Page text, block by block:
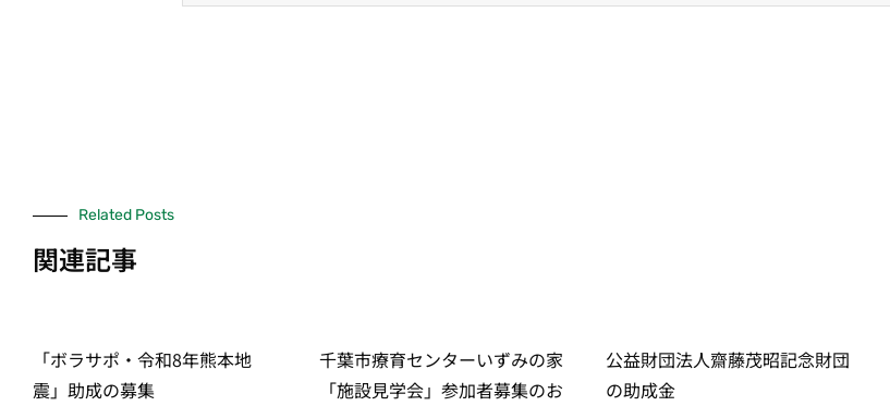
Related Posts
関連記事
「ボラサポ・令和8年熊本地
震」助成の募集
千葉市療育センターいずみの家
「施設見学会」参加者募集のお
公益財団法人齋藤茂昭記念財団
の助成金